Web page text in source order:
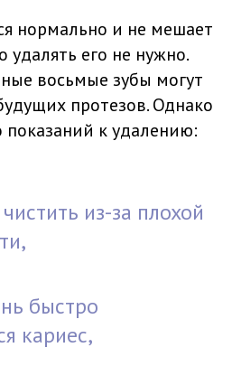
нормально и не мешает
удалять его не нужно.
восьмые зубы могут
протезов. Однако
показаний к удалению:
из-за плохой
быстро
кариес,